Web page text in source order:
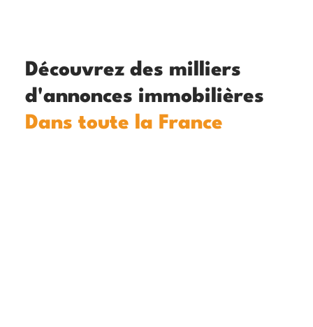
Découvrez des milliers
d'annonces immobilières
Dans toute la France